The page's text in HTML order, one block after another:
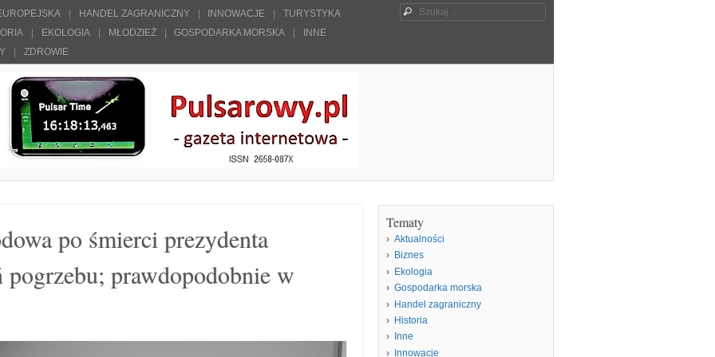
HANDEL ZAGRANICZNY INNOWACJE
TURYSTYKA
EKOLOGIA MŁODZIEŻ GOSPODARKA MORSKA
INNE
ZDROWIE
Szukaj
po śmierci prezydenta
prawdopodobnie w
Tematy
Aktualności
Biznes
Ekologia
Gospodarka morska
Handel zagraniczny
Historia
Inne
Innowacje